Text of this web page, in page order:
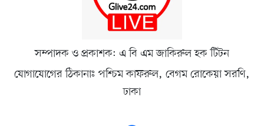
সম্পাদক ও প্রকাশক: এ বি এম জাকিরুল হক টিটন
যোগাযোগের ঠিকানাঃ পশ্চিম কাফরুল, বেগম রোকেয়া সরণি,
ঢাকা